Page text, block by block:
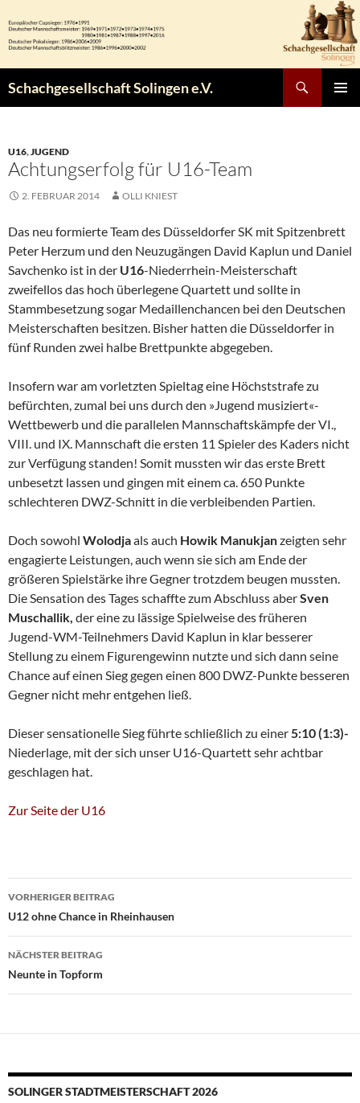
Inhalt
springen
Schachgesellschaft Solingen e.V.
U16,JUGEND
Achtungserfolg für U16-Team
2. FEBRUAR 2014 OLLI KNIEST
Das neu formierte Team des Düsseldorfer SK mit Spitzenbrett
Peter Herzum und den Neuzugängen David Kaplun und Daniel
Savchenko ist in der U16-Niederrhein-Meisterschaft
zweifellos das hoch überlegene Quartett und sollte in
Stammbesetzung sogar Medaillenchancen bei den Deutschen
Meisterschaften besitzen. Bisher hatten die Düsseldorfer in
fünf Runden zwei halbe Brettpunkte abgegeben.
Insofern war am vorletzten Spieltag eine Höchststrafe zu
befürchten, zumal bei uns durch den »Jugend musiziert«-
Wettbewerb und die parallelen Mannschaftskämpfe der VI.,
VIII. und IX. Mannschaft die ersten 11 Spieler des Kaders nicht
zur Verfügung standen! Somit mussten wir das erste Brett
unbesetzt lassen und gingen mit einem ca. 650 Punkte
schlechteren DWZ-Schnitt in die verbleibenden Partien.
Doch sowohl Wolodjaals auch Howik Manukjanzeigten sehr
engagierte Leistungen, auch wenn sie sich am Ende der
größeren Spielstärke ihre Gegner trotzdem beugen mussten.
Die Sensation des Tages schaffte zum Abschluss aberSven
Muschallik, der eine zu lässige Spielweise des früheren
Jugend-WM-Teilnehmers David Kaplun in klar besserer
Stellung zu einem Figurengewinn nutzte und sich dann seine
Chance auf einen Sieg gegen einen 800 DWZ-Punkte besseren
Gegner nicht mehr entgehen ließ.
Dieser sensationelle Sieg führte schließlich zu einer5:10 (1:3)-
Niederlage, mit der sich unser U16-Quartett sehr achtbar
geschlagen hat.
Zur Seite der U16
Beitragsnavigation
VORHERIGER BEITRAG
U12 ohne Chance in Rheinhausen
NÄCHSTER BEITRAG
Neunte in Topform
SOLINGER STADTMEISTERSCHAFT 2026